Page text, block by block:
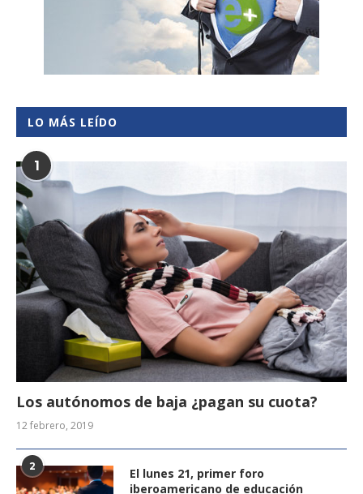
LO MÁS LEÍDO
1
Los autónomos de baja ¿pagan su cuota?
12 febrero, 2019
2
El lunes 21, primer foro
iberoamericano de educación